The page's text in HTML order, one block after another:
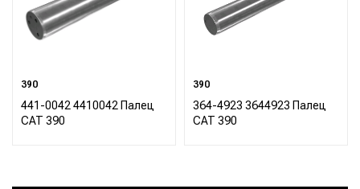
390
441-0042 4410042 Палец
CAT 390
390
364-4923 3644923 Палец
CAT 390